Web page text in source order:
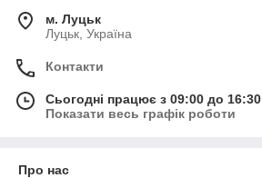
м. Луцьк
Луцьк, Україна
Контакти
Сьогодні працює з 09:00 до 16:30
Показати весь графік роботи
Про нас